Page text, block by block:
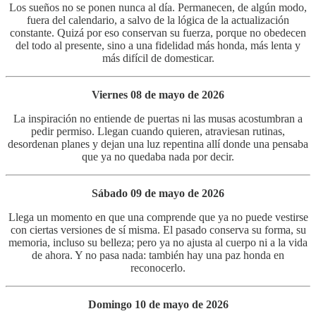
Los sueños no se ponen nunca al día. Permanecen, de algún modo,
fuera del calendario, a salvo de la lógica de la actualización
constante. Quizá por eso conservan su fuerza, porque no obedecen
del todo al presente, sino a una fidelidad más honda, más lenta y
más difícil de domesticar.
Viernes 08 de mayo de 2026
La inspiración no entiende de puertas ni las musas acostumbran a
pedir permiso. Llegan cuando quieren, atraviesan rutinas,
desordenan planes y dejan una luz repentina allí donde una pensaba
que ya no quedaba nada por decir.
Sábado 09 de mayo de 2026
Llega un momento en que una comprende que ya no puede vestirse
con ciertas versiones de sí misma. El pasado conserva su forma, su
memoria, incluso su belleza; pero ya no ajusta al cuerpo ni a la vida
de ahora. Y no pasa nada: también hay una paz honda en
reconocerlo.
Domingo 10 de mayo de 2026